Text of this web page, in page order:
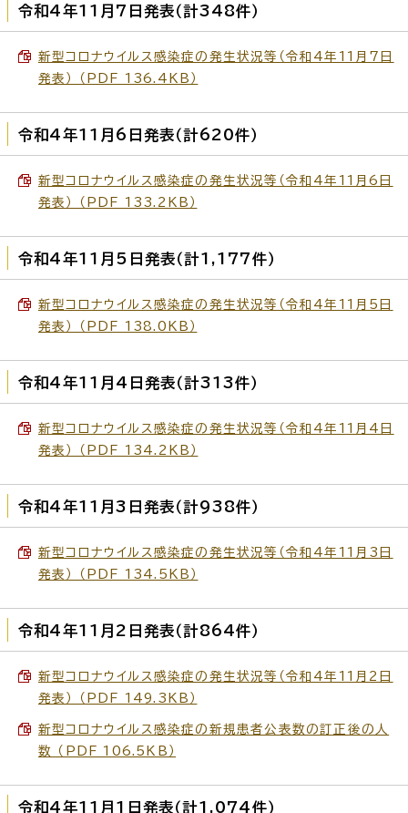
令和4年11月7日発表（計348件）
新型コロナウイルス感染症の発生状況等（令和4年11月7日
発表） （PDF 136.4KB）
令和4年11月6日発表（計620件）
新型コロナウイルス感染症の発生状況等（令和4年11月6日
発表） （PDF 133.2KB）
令和4年11月5日発表（計1,177件）
新型コロナウイルス感染症の発生状況等（令和4年11月5日
発表） （PDF 138.0KB）
令和4年11月4日発表（計313件）
新型コロナウイルス感染症の発生状況等（令和4年11月4日
発表） （PDF 134.2KB）
令和4年11月3日発表（計938件）
新型コロナウイルス感染症の発生状況等（令和4年11月3日
発表） （PDF 134.5KB）
令和4年11月2日発表（計864件）
新型コロナウイルス感染症の発生状況等（令和4年11月2日
発表） （PDF 149.3KB）
新型コロナウイルス感染症の新規患者公表数の訂正後の人
数 （PDF 106.5KB）
令和4年11月1日発表（計1,074件）